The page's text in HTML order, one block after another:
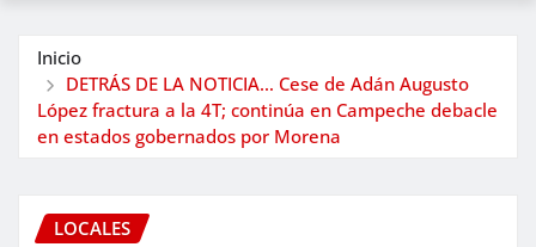
Inicio
DETRÁS DE LA NOTICIA… Cese de Adán Augusto
López fractura a la 4T; continúa en Campeche debacle
en estados gobernados por Morena
LOCALES